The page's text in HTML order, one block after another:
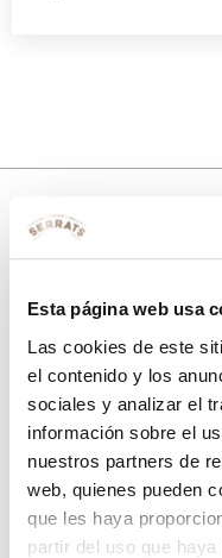
Esta página web usa
Las cookies de este
el contenido y los
sociales y analizar el
información sobre el
nuestros partners de
web, quienes pueden
que les haya
partir del uso que
10%
con tu
Apúntate a nuestra
disfruta de un 10%